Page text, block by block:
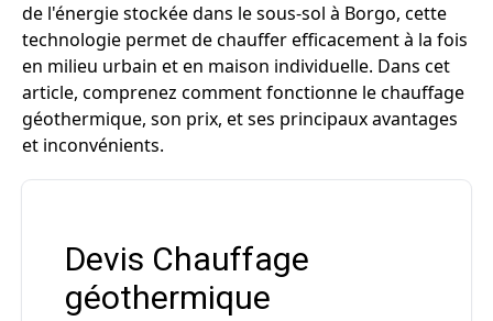
de l'énergie stockée dans le sous-sol à Borgo, cette
technologie permet de chauffer efficacement à la fois
en milieu urbain et en maison individuelle. Dans cet
article, comprenez comment fonctionne le chauffage
géothermique, son prix, et ses principaux avantages
et inconvénients.
Devis Chauffage
géothermique